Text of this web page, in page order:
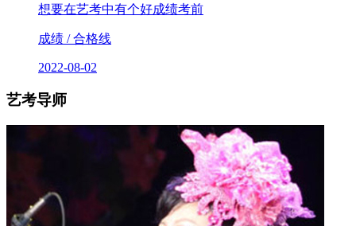
想要在艺考中有个好成绩考前
成绩 / 合格线
2022-08-02
艺考导师